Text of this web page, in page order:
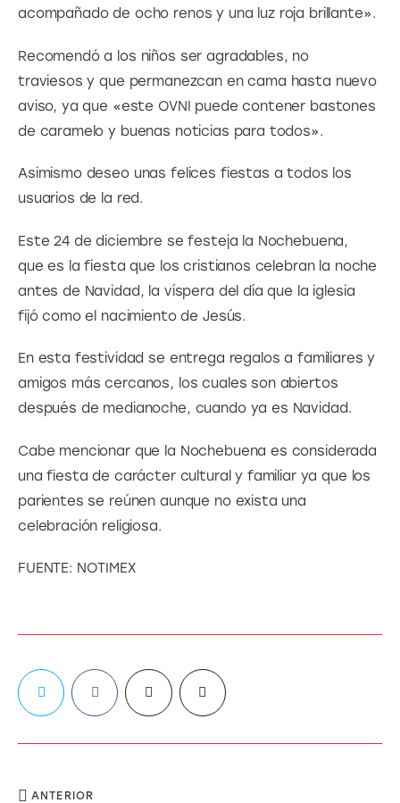
acompañado de ocho renos y una luz roja brillante».
Recomendó a los niños ser agradables, no
traviesos y que permanezcan en cama hasta nuevo
aviso, ya que «este OVNI puede contener bastones
de caramelo y buenas noticias para todos».
Asimismo deseo unas felices fiestas a todos los
usuarios de la red.
Este 24 de diciembre se festeja la Nochebuena,
que es la fiesta que los cristianos celebran la noche
antes de Navidad, la víspera del día que la iglesia
fijó como el nacimiento de Jesús.
En esta festividad se entrega regalos a familiares y
amigos más cercanos, los cuales son abiertos
después de medianoche, cuando ya es Navidad.
Cabe mencionar que la Nochebuena es considerada
una fiesta de carácter cultural y familiar ya que los
parientes se reúnen aunque no exista una
celebración religiosa.
FUENTE: NOTIMEX
ANTERIOR